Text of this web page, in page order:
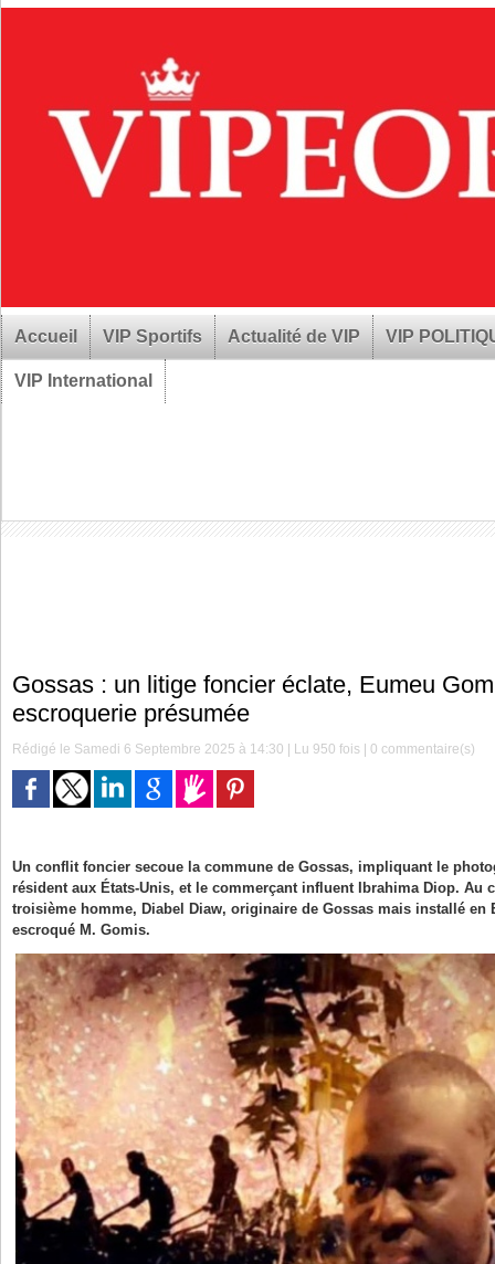
Accueil VIP Sportifs Actualité de VIP VIP
VIP International
Gossas : un litige foncier éclate, Eumeu
escroquerie présumée
Rédigé le Samedi 6 Septembre 2025 à 14:30 | Lu 950 fois |0 commentaire(s)
Un conflit foncier secoue la commune de Gossas, impliquant le
résident aux États-Unis, et le commerçant influent Ibrahima Diop. Au
troisième homme, Diabel Diaw, originaire de Gossas mais installé en
escroqué M. Gomis.